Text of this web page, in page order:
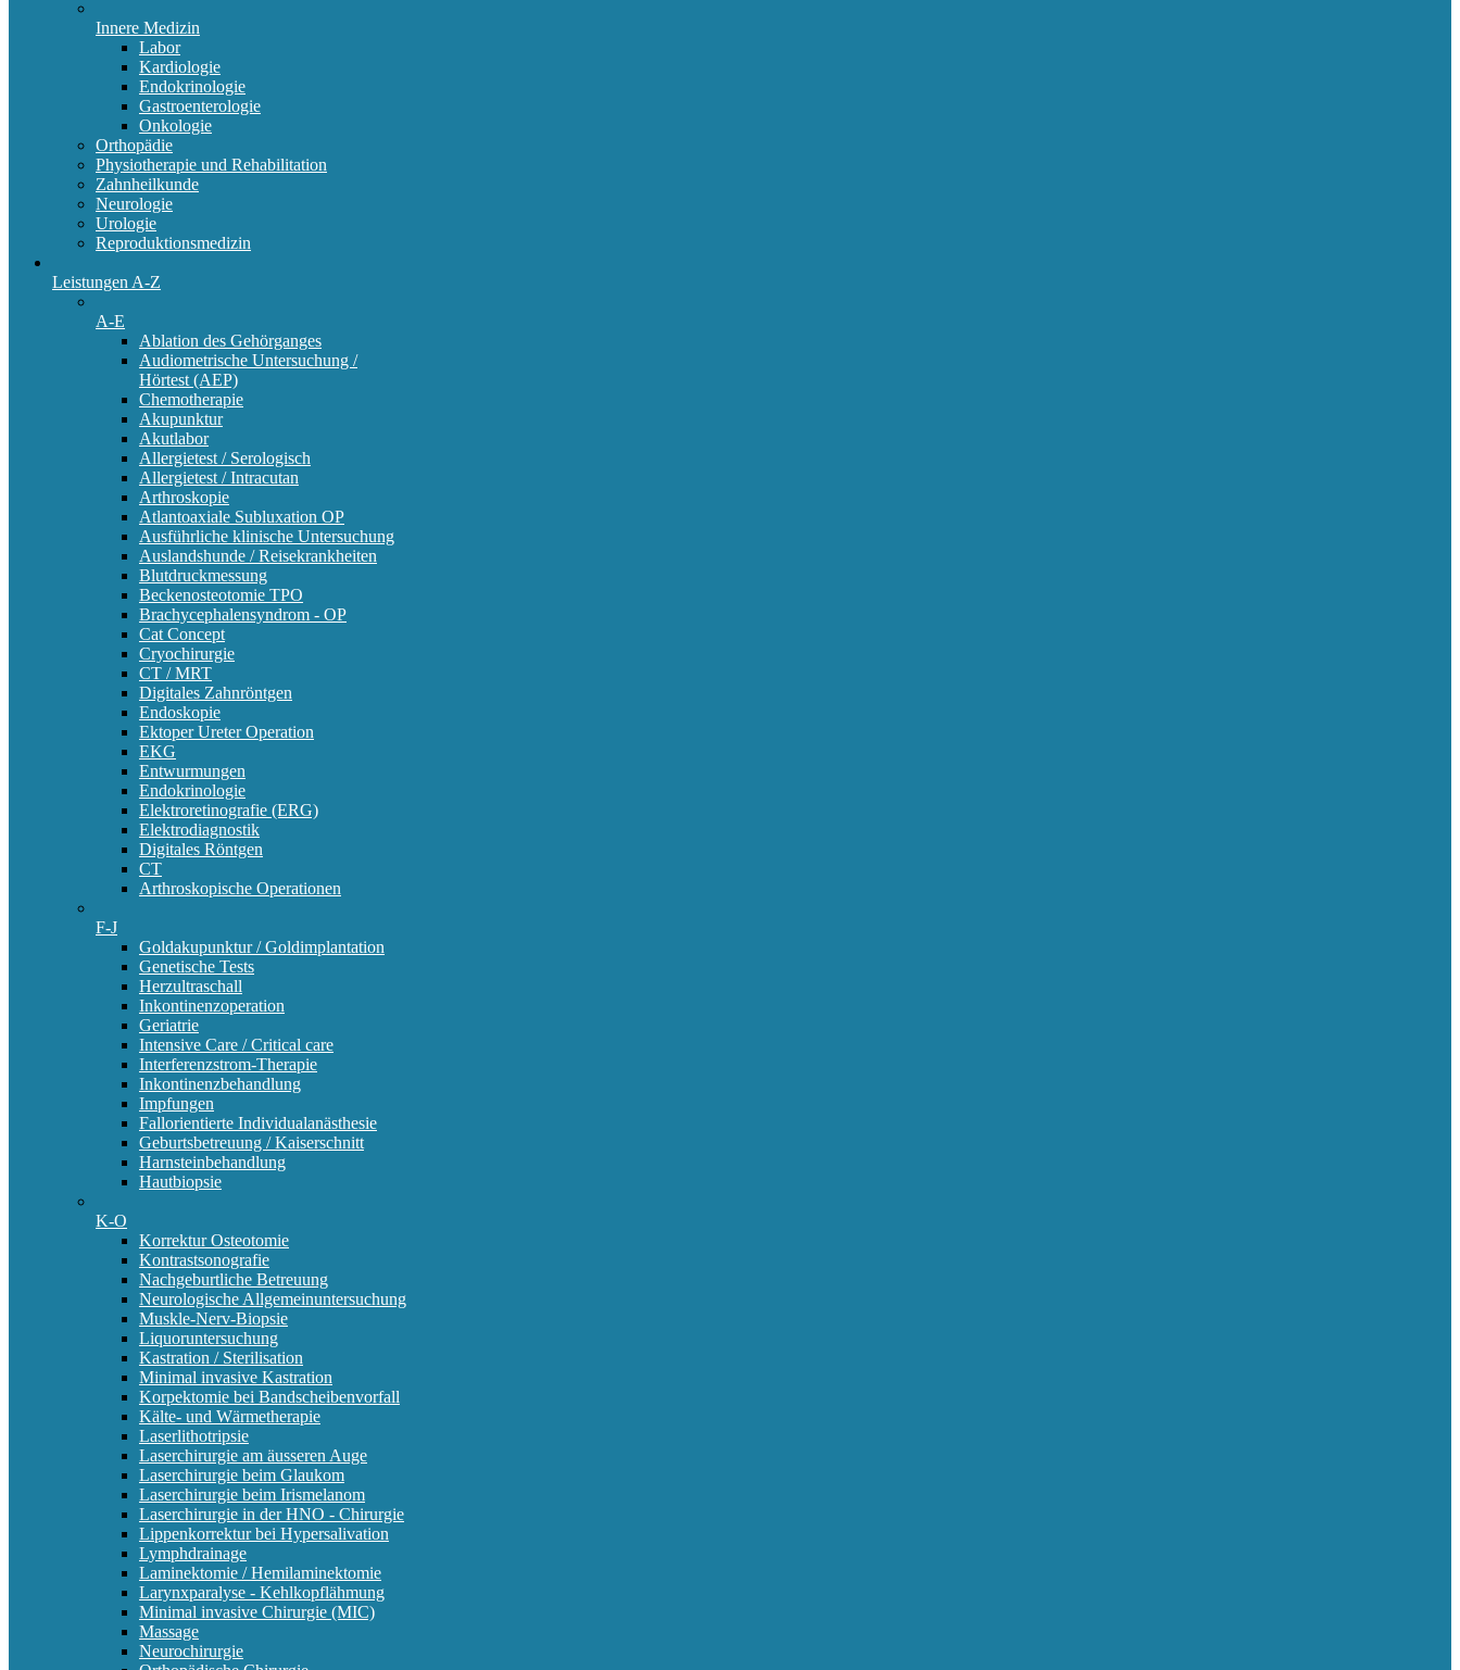
Innere Medizin
Labor
Kardiologie
Endokrinologie
Gastroenterologie
Onkologie
Orthopädie
Physiotherapie und Rehabilitation
Zahnheilkunde
Neurologie
Urologie
Reproduktionsmedizin
Leistungen A-Z
A-E
Ablation des Gehörganges
Audiometrische Untersuchung /
Hörtest (AEP)
Chemotherapie
Akupunktur
Akutlabor
Allergietest / Serologisch
Allergietest / Intracutan
Arthroskopie
Atlantoaxiale Subluxation OP
Ausführliche klinische Untersuchung
Auslandshunde / Reisekrankheiten
Blutdruckmessung
Beckenosteotomie TPO
Brachycephalensyndrom - OP
Cat Concept
Cryochirurgie
CT / MRT
Digitales Zahnröntgen
Endoskopie
Ektoper Ureter Operation
EKG
Entwurmungen
Endokrinologie
Elektroretinografie (ERG)
Elektrodiagnostik
Digitales Röntgen
CT
Arthroskopische Operationen
F-J
Goldakupunktur / Goldimplantation
Genetische Tests
Herzultraschall
Inkontinenzoperation
Geriatrie
Intensive Care / Critical care
Interferenzstrom-Therapie
Inkontinenzbehandlung
Impfungen
Fallorientierte Individualanästhesie
Geburtsbetreuung / Kaiserschnitt
Harnsteinbehandlung
Hautbiopsie
K-O
Korrektur Osteotomie
Kontrastsonografie
Nachgeburtliche Betreuung
Neurologische Allgemeinuntersuchung
Muskle-Nerv-Biopsie
Liquoruntersuchung
Kastration / Sterilisation
Minimal invasive Kastration
Korpektomie bei Bandscheibenvorfall
Kälte- und Wärmetherapie
Laserlithotripsie
Laserchirurgie am äusseren Auge
Laserchirurgie beim Glaukom
Laserchirurgie beim Irismelanom
Laserchirurgie in der HNO - Chirurgie
Lippenkorrektur bei Hypersalivation
Lymphdrainage
Laminektomie / Hemilaminektomie
Larynxparalyse - Kehlkopflähmung
Minimal invasive Chirurgie (MIC)
Massage
Neurochirurgie